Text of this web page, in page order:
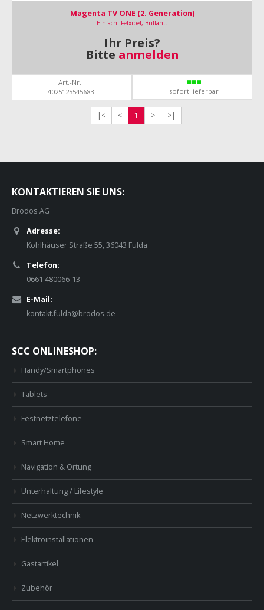
Magenta TV ONE (2. Generation)
Einfach. Felxibel, Brillant.
Ihr Preis?
Bitte anmelden
Art.-Nr.:
4025125545683
sofort lieferbar
|< < 1 > >|
KONTAKTIEREN SIE UNS:
Brodos AG
Adresse:
Kohlhäuser Straße 55, 36043 Fulda
Telefon:
0661 480066-13
E-Mail:
kontakt.fulda@brodos.de
SCC ONLINESHOP:
Handy/Smartphones
Tablets
Festnetztelefone
Smart Home
Navigation & Ortung
Unterhaltung / Lifestyle
Netzwerktechnik
Elektroinstallationen
Gastartikel
Zubehör